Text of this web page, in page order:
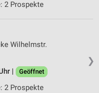
2 Prospekte
❯
Wilhelmstr.
|
Geöffnet
2 Prospekte